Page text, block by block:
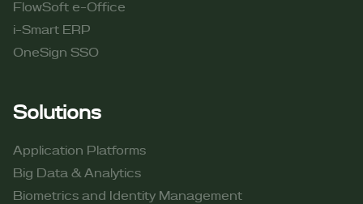
FlowSoft e-Office
i-Smart ERP
OneSign SSO
Solutions
Application Platforms
Big Data & Analytics
Biometrics and Identity Management